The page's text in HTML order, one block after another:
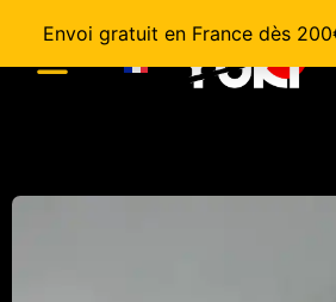
Envoi gratuit en France dès